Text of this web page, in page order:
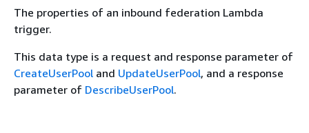
The properties of an inbound federation Lambda
trigger.
This data type is a request and response parameter of
CreateUserPool and UpdateUserPool, and a response
parameter of DescribeUserPool.